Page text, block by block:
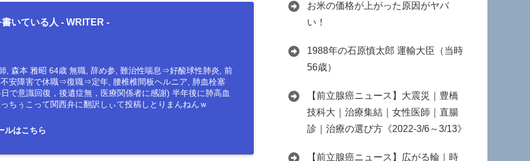
いている人 - WRITER -
, 森本 雅昭 64歳 無職, 辞め参, 難治性喘息⇒好酸球性肺炎, 前
安障害で休職⇒復職⇒定年, 腰椎椎間板ヘルニア, 肺血栓塞
で意識回復，後遺症無，医療関係者に感謝) 半年後に肺高血
ちぅこって関西弁に翻訳しぃて投稿しとりまんねんｗ
ルはこちら
お米の価格が上がった原因がヤバ
い！
1988年の石原慎太郎 運輸大臣（当時
56歳）
【前立腺癌ニュース】大震災｜豊橋
技科大｜治療集結｜女性医師｜直腸
診｜治療の選び方《2022-3/6～3/13》
【前立腺癌ニュース】広がる輪｜時